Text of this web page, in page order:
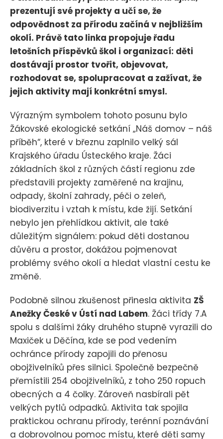
prezentují své projekty a učí se, že
odpovědnost za přírodu začíná v nejbližším
okolí. Právě tato linka propojuje řadu
letošních příspěvků škol i organizací: děti
dostávají prostor tvořit, objevovat,
rozhodovat se, spolupracovat a zažívat, že
jejich aktivity mají konkrétní smysl.
Výrazným symbolem tohoto posunu bylo
Žákovské ekologické setkání „Náš domov – náš
příběh“, které v březnu zaplnilo velký sál
Krajského úřadu Ústeckého kraje. Žáci
základních škol z různých částí regionu zde
představili projekty zaměřené na krajinu,
odpady, školní zahrady, péči o zeleň,
biodiverzitu i vztah k místu, kde žijí. Setkání
nebylo jen přehlídkou aktivit, ale také
důležitým signálem: pokud děti dostanou
důvěru a prostor, dokážou pojmenovat
problémy svého okolí a hledat vlastní cestu ke
změně.
Podobně silnou zkušenost přinesla aktivita ZŠ
Anežky České v Ústí nad Labem. Žáci třídy 7.A
spolu s dalšími žáky druhého stupně vyrazili do
Maxiček u Děčína, kde se pod vedením
ochránce přírody zapojili do přenosu
obojživelníků přes silnici. Společně bezpečně
přemístili 254 obojživelníků, z toho 250 ropuch
obecných a 4 čolky. Zároveň nasbírali pět
velkých pytlů odpadků. Aktivita tak spojila
praktickou ochranu přírody, terénní poznávání
a dobrovolnou pomoc místu, které děti samy